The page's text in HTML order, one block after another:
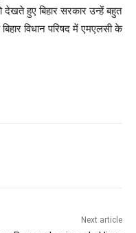
देखते हुए बिहार सरकार उन्हें बहुत
विधान परिषद में एमएलसी के
Next article